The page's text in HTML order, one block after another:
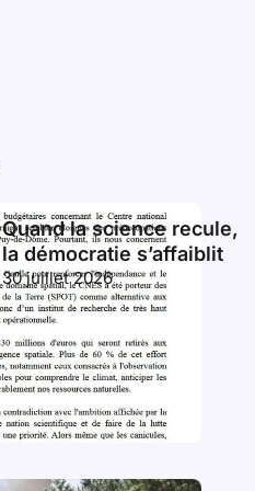
Quand la science recule,
la démocratie s’affaiblit
30 juillet 2026